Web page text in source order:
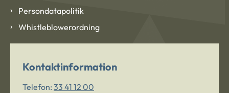
Persondatapolitik
Whistleblowerordning
Kontaktinformation
Telefon: 33 41 12 00